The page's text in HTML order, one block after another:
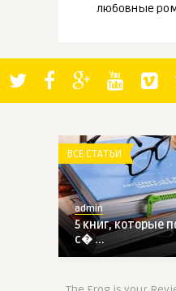
любовные
ВСЕ СТАТЬИ
admin
5 книг, которые
с� ...